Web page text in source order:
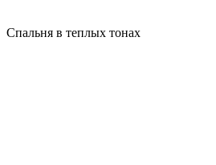
Спальня в теплых тонах